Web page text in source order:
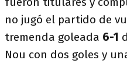
no jugó el partido de
tremenda goleada 6-1
Nou con dos goles y